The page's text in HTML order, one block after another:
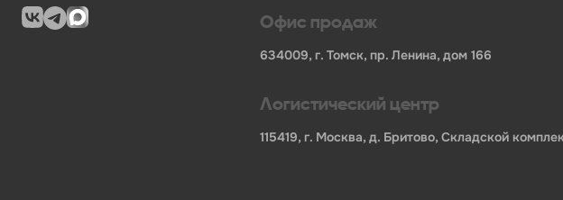
Напряжение
Длина НЕТТО, мм
Офис продаж
634009, г. Томск, пр. Ленина, дом 166
Логистический центр
115419, г. Москва, д. Бритово, Складской